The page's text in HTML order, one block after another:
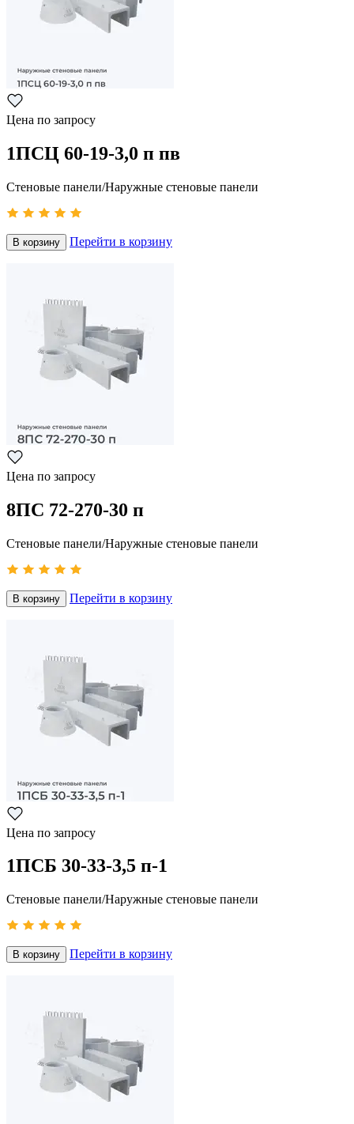
Цена по запросу
1ПСЦ 60-19-3,0 п пв
Стеновые панели/Наружные стеновые панели
В корзину Перейти в корзину
Цена по запросу
8ПС 72-270-30 п
Стеновые панели/Наружные стеновые панели
В корзину Перейти в корзину
Цена по запросу
1ПСБ 30-33-3,5 п-1
Стеновые панели/Наружные стеновые панели
В корзину Перейти в корзину